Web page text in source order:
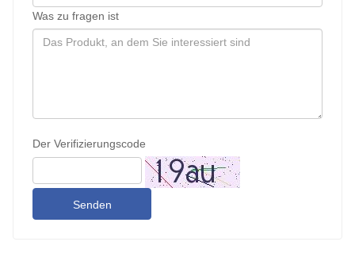
Was zu fragen ist
Der Verifizierungscode
Senden